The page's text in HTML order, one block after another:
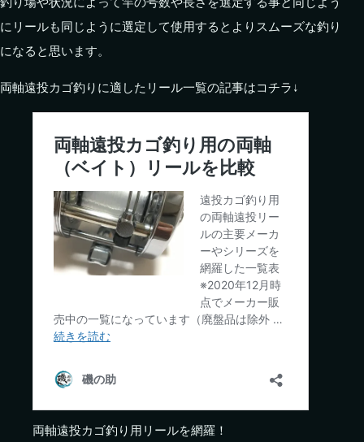
にリールも同じように選定して使用するとよりスムーズな釣り
になると思います。
両軸遠投カゴ釣りに適したリール一覧の記事はコチラ↓
両軸遠投カゴ釣り用リールを網羅！